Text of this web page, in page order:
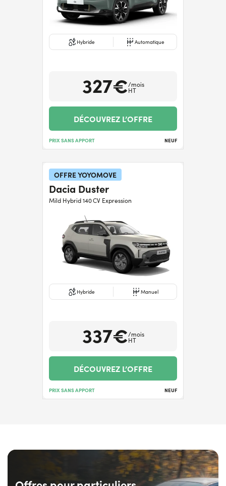
Hybride Automatique
327€/mois
HT
DÉCOUVREZ L’OFFRE
PRIX SANS APPORT NEUF
OFFRE YOYOMOVE
Dacia Duster
Mild Hybrid 140 CV Expression
Hybride Manuel
337€/mois
HT
DÉCOUVREZ L’OFFRE
PRIX SANS APPORT NEUF